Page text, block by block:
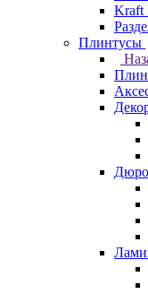
Kraft
Плинтусы